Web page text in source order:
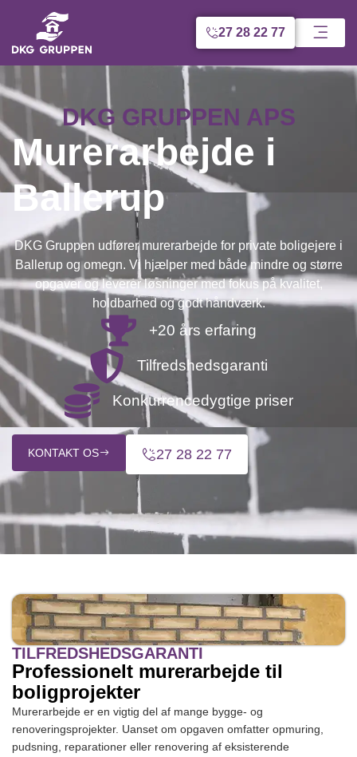
27 28 22 77
DKG GRUPPEN APS
Murerarbejde i
Ballerup
DKG Gruppen udfører murerarbejde for private boligejere i
Ballerup og omegn. Vi hjælper med både mindre og større
opgaver og leverer løsninger med fokus på kvalitet,
holdbarhed og godt håndværk.
+20 års erfaring
Tilfredshedsgaranti
Konkurrencedygtige priser
KONTAKT OS 27 28 22 77
TILFREDSHEDSGARANTI
Professionelt murerarbejde til
boligprojekter
Murerarbejde er en vigtig del af mange bygge- og
renoveringsprojekter. Uanset om opgaven omfatter opmuring,
pudsning, reparationer eller renovering af eksisterende